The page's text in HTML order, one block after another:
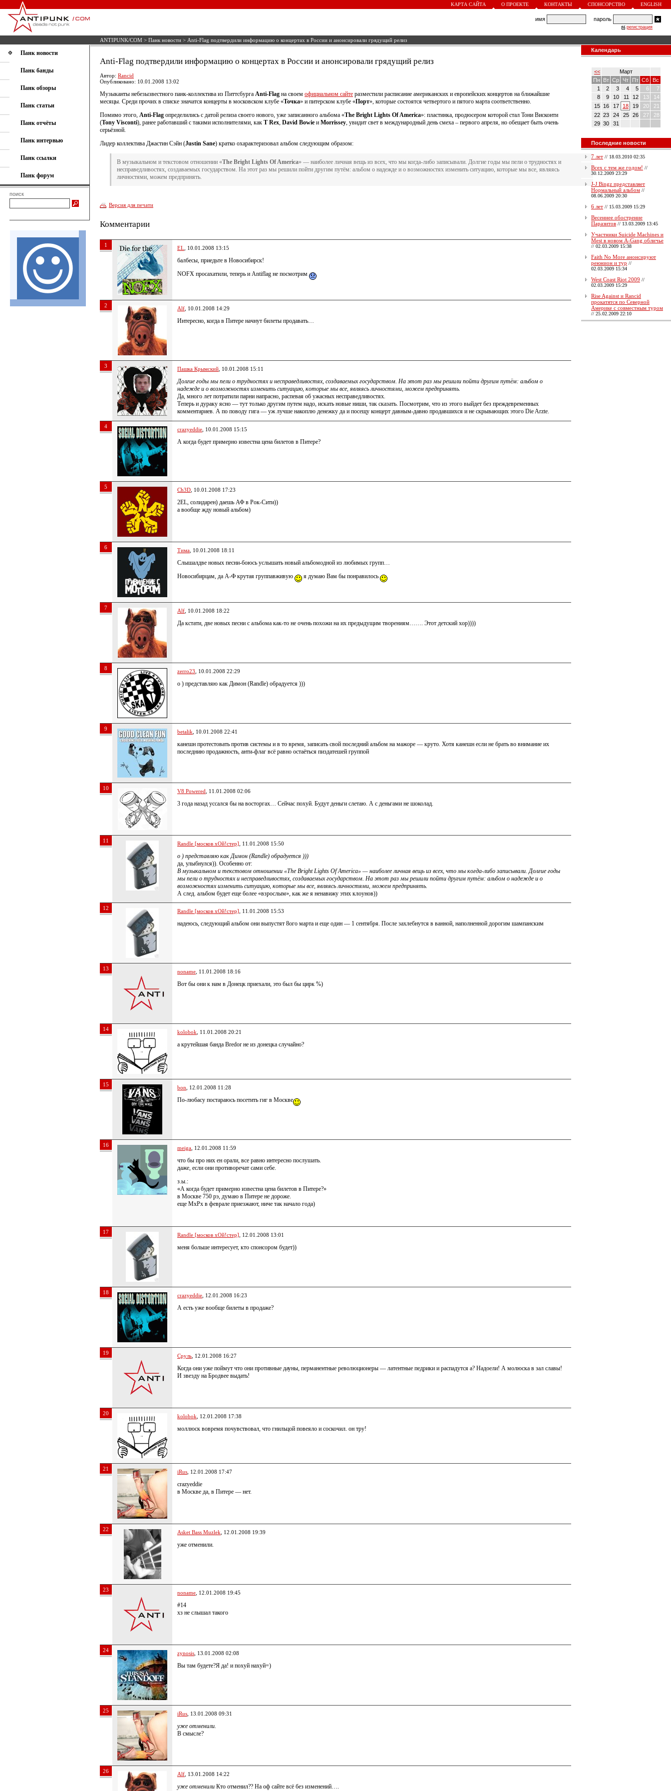
КАРТА САЙТА О ПРОЕКТЕ КОНТАКТЫ СПОНСОРСТВО ENGLISH
имя пароль
регистрация
ANTIPUNK/COM > Панк новости > Anti-Flag подтвердили информацию о концертах в России и анонсировали грядущий релиз
Панк новости
Панк банды
Панк обзоры
Панк статьи
Панк отчёты
Панк интервью
Панк ссылки
Панк форум
поиск
Anti-Flag подтвердили информацию о концертах в России и анонсировали грядущий релиз
Автор: Rancid
Опубликовано: 10.01.2008 13:02
Музыканты небезызвестного панк-коллектива из Питтсбурга Anti-Flag на своем официальном сайте разместили расписание американских и европейских концертов на ближайшие
месяцы. Среди прочих в списке значатся концерты в московском клубе «Точка» и питерском клубе «Порт», которые состоятся четвертого и пятого марта соответственно.
Помимо этого, Anti-Flag определились с датой релиза своего нового, уже записанного альбома «The Bright Lights Of America»: пластинка, продюсером которой стал Тони Висконти
(Tony Visconti), ранее работавший с такими исполнителями, как T Rex, David Bowie и Morrissey, увидит свет в международный день смеха – первого апреля, но обещает быть очень
серьёзной.
Лидер коллектива Джастин Сэйн (Justin Sane) кратко охарактеризовал альбом следующим образом:
В музыкальном и текстовом отношении «The Bright Lights Of America» — наиболее личная вещь из всех, что мы когда-либо записывали. Долгие годы мы пели о трудностях и
несправедливостях, создаваемых государством. На этот раз мы решили пойти другим путём: альбом о надежде и о возможностях изменить ситуацию, которые мы все, являясь
личностями, можем предпринять.
Версия для печати
Комментарии
1 EL , 10.01.2008 13:15
балбесы, приедьте в Новосибирск!
NOFX просахатили, теперь и Antiflag не посмотрим
2 Alf , 10.01.2008 14:29
Интересно, когда в Питере начнут билеты продавать…
3 Пашка Крымский , 10.01.2008 15:11
Долгие годы мы пели о трудностях и несправедливостях, создаваемых государством. На этот раз мы решили пойти другим путём: альбом о
надежде и о возможностях изменить ситуацию, которые мы все, являясь личностями, можем предпринять.
Да, много лет потратили парни напрасно, распевая об ужасных несправедливостях.
Теперь и дураку ясно — тут только другим путем надо, искать новые ниши, так сказать. Посмотрим, что из этого выйдет без преждевременных
комментариев. А по поводу гига — уж лучше накоплю денежку да и посещу концерт давным-давно продавшихся и не скрывающих этого Die Arzte.
4 crazyeddie , 10.01.2008 15:15
А когда будет примерно известна цена билетов в Питере?
5 Ch3D , 10.01.2008 17:23
2EL, солидарен) даешь АФ в Рок-Сити))
а вообще жду новый альбом)
6 Тима , 10.01.2008 18:11
Слышалдве новых песни-боюсь услышать новый альбомодной из любимых групп…
Новосибирцам, да А-Ф крутая группавживую
я думаю Вам бы понравилось
7 Alf , 10.01.2008 18:22
Да кстати, две новых песни с альбома как-то не очень похожи на их предыдущим творениям……. Этот детский хор))))
8 zerro23 , 10.01.2008 22:29
о ) представляю как Димон (Randle) обрадуется )))
9 betalik , 10.01.2008 22:41
канешн протестовать против системы и в то время, записать свой последний альбом на мажоре — круто. Хотя канешн если не брать во внимание их
последнию продажность, анти-флаг всё равно остаёться пиздатешей группой
10 V8 Powered , 11.01.2008 02:06
3 года назад уссался бы на восторгах… Сейчас похуй. Будут деньги слетаю. А с деньгами не шоколад.
11 Randle [москов хОй!стер] , 11.01.2008 15:50
о ) представляю как Димон (Randle) обрадуется )))
да, улыбнулся)). Особенно от:
В музыкальном и текстовом отношении «The Bright Lights Of America» — наиболее личная вещь из всех, что мы когда-либо записывали. Долгие годы
мы пели о трудностях и несправедливостях, создаваемых государством. На этот раз мы решили пойти другим путём: альбом о надежде и о
возможностях изменить ситуацию, которые мы все, являясь личностями, можем предпринять.
А след. альбом будет еще более «взрослым», как же я ненавижу этих клоунов))
12 Randle [москов хОй!стер] , 11.01.2008 15:53
надеюсь, следующий альбом они выпустят 8ого марта и еще один — 1 сентября. После захлебнутся в ванной, наполненной дорогим шампанским
13 noname , 11.01.2008 18:16
Вот бы они к нам в Донецк приехали, это был бы цирк %)
14 kolobok , 11.01.2008 20:21
а крутейшая банда Bredor не из донецка случайно?
15 bon , 12.01.2008 11:28
По-любасу постараюсь посетить гиг в Москве
16 meiga , 12.01.2008 11:59
что бы про них ен орали, все равно интересно послушать.
даже, если они противоречат сами себе.
з.ы.:
«А когда будет примерно известна цена билетов в Питере?»
в Москве 750 рэ, думаю в Питере не дороже.
еще MxPx в феврале приезжают, ниче так начало года)
17 Randle [москов хОй!стер] , 12.01.2008 13:01
меня больше интересует, кто спонсором будет))
18 crazyeddie , 12.01.2008 16:23
А есть уже вообще билеты в продаже?
19 Сруль , 12.01.2008 16:27
Когда они уже поймут что они противные дауны, перманентные революционеры — латентные педрики и распадутся а? Надоели! А молюска в зал славы!
И звезду на Бродвее выдать!
20 kolobok , 12.01.2008 17:38
моллюск вовремя почувствовал, что гнильцой повеяло и соскочил. он тру!
21 iRus , 12.01.2008 17:47
crazyeddie
в Москве да, в Питере — нет.
22 Asket Bass Muzlek , 12.01.2008 19:39
уже отменили.
23 noname , 12.01.2008 19:45
#14
хз не слышал такого
24 zynosis , 13.01.2008 02:08
Вы там будете?Я да! и похуй нахуй=)
25 iRus , 13.01.2008 09:31
уже отменили.
В смысле?
26 Alf , 13.01.2008 14:22
уже отменили Кто отменил?? На оф сайте всё без изменений….
Календарь
<<
Март
Пн
Вт Ср Чт Пт Сб
Вс
1
2 3 4 5 6
7
8
9 10 11 12 13
14
15 16 17 18 19 20
21
22 23 24 25 26 27
28
29 30 31
Последние новости
7 лет // 18.03.2010 02:35
Всех с тем же годом! //
30.12.2009 23:29
J-J Bingz представляет
Нормальный альбом //
08.06.2009 20:30
6 лет // 15.03.2009 15:29
Весеннее обострение
Паразитов // 13.03.2009 13:45
Участники Suicide Machines и
Mest в новом A-Gang обличье
// 02.03.2009 15:38
Faith No More анонсируют
реюнион и тур //
02.03.2009 15:34
West Coast Riot 2009 //
02.03.2009 15:29
Rise Against и Rancid
прокатятся по Северной
Америке с совместным туром
// 25.02.2009 22:10